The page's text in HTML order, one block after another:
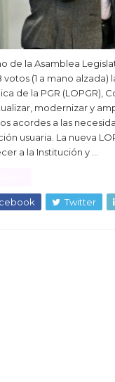
de la Asamblea
votos (1 a mano alzada)
de la PGR (LOPGR),
modernizar y
acordes a las
usuaria. La nueva
a la Institución y …
Twitter